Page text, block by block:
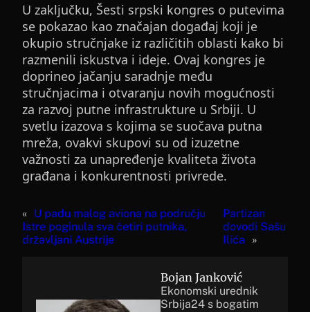
U zaključku, Šesti srpski kongres o putevima
se pokazao kao značajan događaj koji je
okupio stručnjake iz različitih oblasti kako bi
razmenili iskustva i ideje. Ovaj kongres je
doprineo jačanju saradnje među
stručnjacima i otvaranju novih mogućnosti
za razvoj putne infrastrukture u Srbiji. U
svetlu izazova s kojima se suočava putna
mreža, ovakvi skupovi su od izuzetne
važnosti za unapređenje kvaliteta života
građana i konkurentnosti privrede.
« U padu malog aviona na području
Istre poginula sva četiri putnika,
državljani Austrije
Partizan
dovodi Sašu
Ilića
»
Bojan Janković
Ekonomski urednik
Srbija24 s bogatim